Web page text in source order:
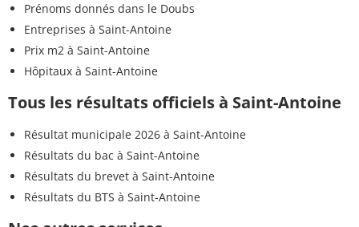
Prénoms donnés dans le Doubs
Entreprises à Saint-Antoine
Prix m2 à Saint-Antoine
Hôpitaux à Saint-Antoine
Tous les résultats officiels à Saint-Antoine
Résultat municipale 2026 à Saint-Antoine
Résultats du bac à Saint-Antoine
Résultats du brevet à Saint-Antoine
Résultats du BTS à Saint-Antoine